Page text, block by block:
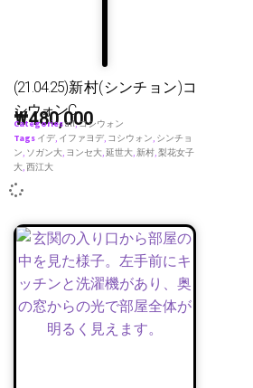
(21.04.25)新村(シンチョン)コ
シウォンC
₩480,000
Categoriesall,コシウォン
Tags イデ, イファヨデ, コシウォン, シンチョ
ン, ソガン大, ヨンセ大,延世大,新村,梨花女子
大,西江大